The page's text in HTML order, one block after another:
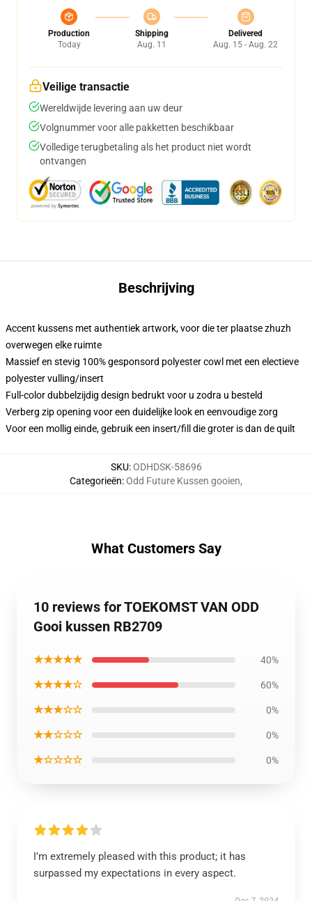
Production
Today
Shipping
Aug. 11
Delivered
Aug. 15 - Aug. 22
Veilige transactie
Wereldwijde levering aan uw deur
Volgnummer voor alle pakketten beschikbaar
Volledige terugbetaling als het product niet wordt
ontvangen
Beschrijving
Accent kussens met authentiek artwork, voor die ter plaatse zhuzh
overwegen elke ruimte
Massief en stevig 100% gesponsord polyester cowl met een electieve
polyester vulling/insert
Full-color dubbelzijdig design bedrukt voor u zodra u besteld
Verberg zip opening voor een duidelijke look en eenvoudige zorg
Voor een mollig einde, gebruik een insert/fill die groter is dan de quilt
SKU:ODHDSK-58696
Categorieën:Odd Future Kussen gooien,
What Customers Say
10 reviews for TOEKOMST VAN ODD
Gooi kussen RB2709
★★★★★ 40%
★★★★☆ 60%
★★★☆☆ 0%
★★☆☆☆ 0%
★☆☆☆☆ 0%
I’m extremely pleased with this product; it has
surpassed my expectations in every aspect.